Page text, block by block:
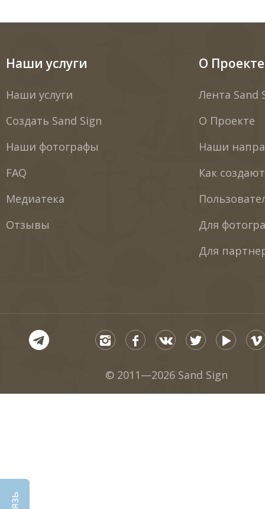
Наши услуги
Наши услуги
Создать Sand Sign
Наши фотографы
FAQ
Медиатека
Отзывы
О Проекте
Лента Sand
О Проекте
Наши
Как
Для
Для
© 2011—2026 Sand Sign